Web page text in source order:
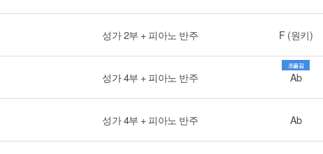
성가 2부 + 피아노 반주 F (원키)
성가 4부 + 피아노 반주
조옮김
Ab
성가 4부 + 피아노 반주 Ab